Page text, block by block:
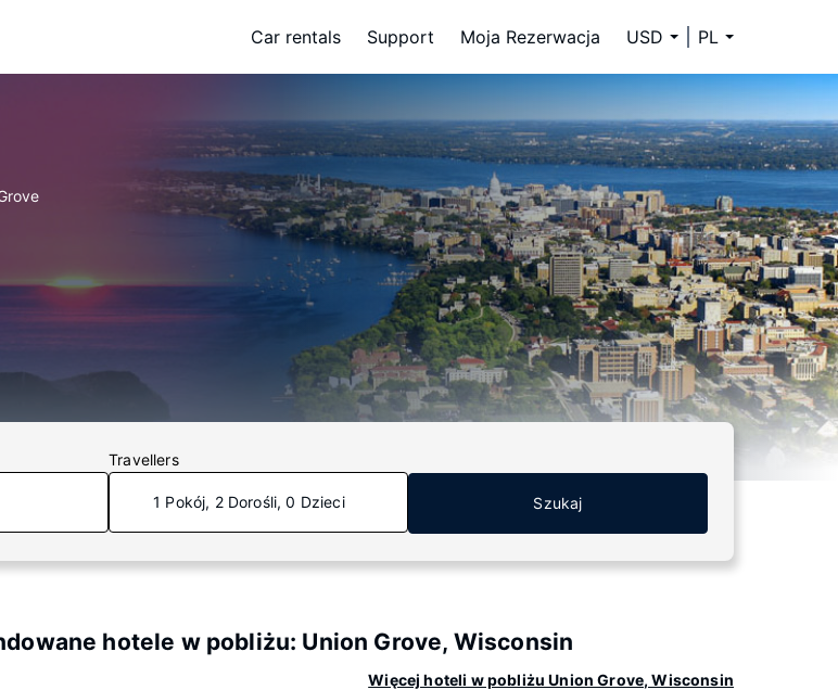
Car rentals Support Moja Rezerwacja USD PL
Travellers
1 Pokój, 2 Dorośli, 0 Dzieci Szukaj
hotele w pobliżu: Union Grove, Wisconsin
Więcej hoteli w pobliżu Union Grove, Wisconsin